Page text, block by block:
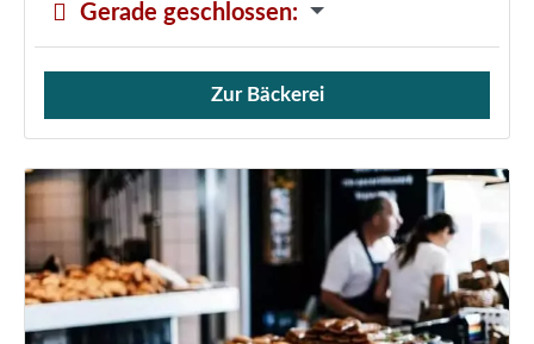
Gerade geschlossen:
Verkauf von Brötchen,
Zur Bäckerei